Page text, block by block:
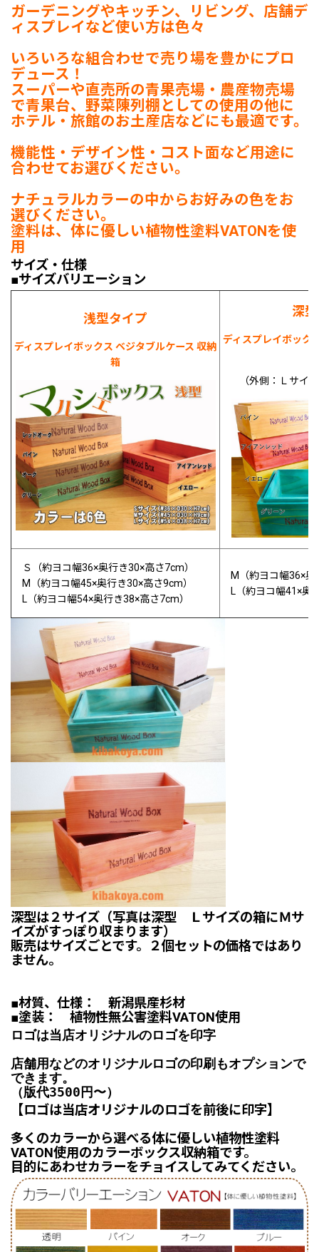
ガーデニングやキッチン、リビング、店舗デ
ィスプレイなど使い方は色々
いろいろな組合わせで売り場を豊かにプロ
デュース！
スーパーや直売所の青果売場・農産物売場
で青果台、野菜陳列棚としての使用の他に
ホテル・旅館のお土産店などにも最適です。
機能性・デザイン性・コスト面など用途に
合わせてお選びください。
ナチュラルカラーの中からお好みの色をお
選びください。
塗料は、体に優しい植物性塗料VATONを使
用
サイズ・仕様
■サイズバリエーション
浅型タイプ
ディスプレイボックス ベジタブルケース 収納
箱
深
ディスプレイボック
（外側：Ｌサイ
Ｓ（約ヨコ幅36×奥行き30×高さ7cm）
M（約ヨコ幅45×奥行き30×高さ9cm）
L（約ヨコ幅54×奥行き38×高さ7cm）
M（約ヨコ幅36×奥
L（約ヨコ幅41×奥
深型は２サイズ（写真は深型 Ｌサイズの箱にＭサ
イズがすっぽり収まります）
販売はサイズごとです。２個セットの価格ではあり
ません。
■材質、仕様： 新潟県産杉材
■塗装： 植物性無公害塗料VATON使用
ロゴは当店オリジナルのロゴを印字
店舗用などのオリジナルロゴの印刷もオプションで
できます。
（版代3500円〜）
【ロゴは当店オリジナルのロゴを前後に印字】
多くのカラーから選べる体に優しい植物性塗料
VATON使用のカラーボックス収納箱です。
目的にあわせカラーをチョイスしてみてください。